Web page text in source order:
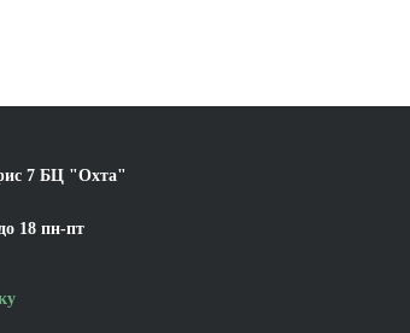
7 БЦ "Охта"
18 пн-пт